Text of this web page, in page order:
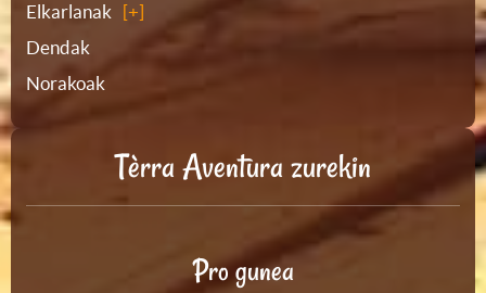
Elkarlanak
Dendak
Norakoak
Tèrra Aventura zurekin
Pro gunea